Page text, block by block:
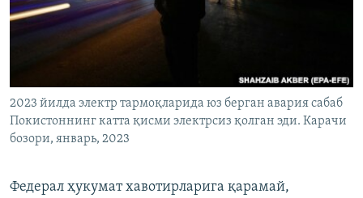
2023 йилда электр тармоқларида юз берган авария сабаб
Покистоннинг катта қисми электрсиз қолган эди. Карачи
бозори, январь, 2023
Федерал ҳукумат хавотирларига қарамай,